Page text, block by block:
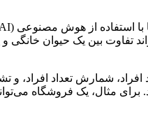
تفاوت بین یک حیوان
شمارش تعداد افراد،
مثال، یک فروشگاه